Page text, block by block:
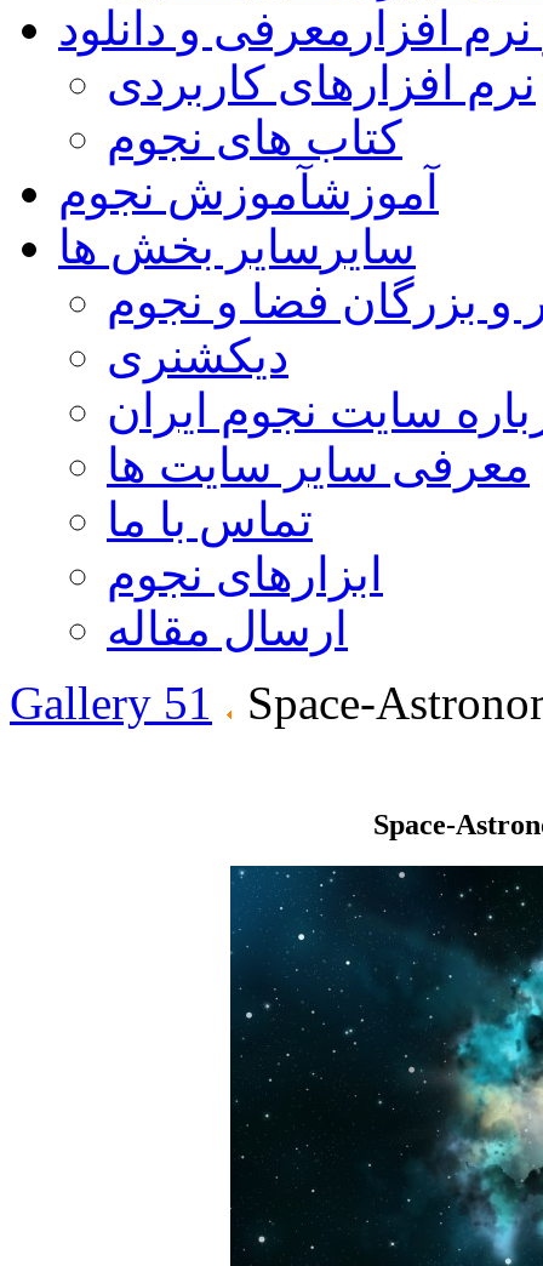
افزار معرفی و دانلود
نرم افزارهای کاربردی
کتاب های نجوم
آموزشآموزش نجوم
سایر سایر بخش ها
و بزرگان فضا و نجوم
دیکشنری
سایت نجوم ایران
معرفی سایر سایت ها
تماس با ما
ابزارهای نجوم
ارسال مقاله
Gallery 51
Space-
Space-